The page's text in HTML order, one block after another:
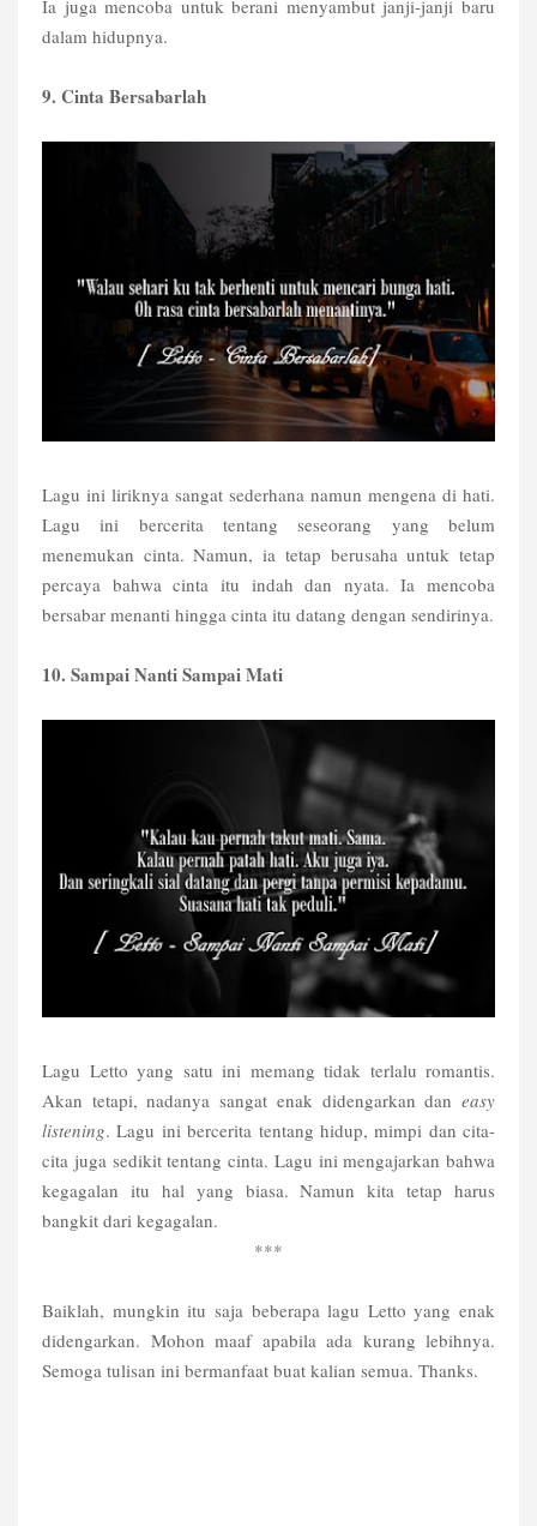
Ia juga mencoba untuk berani menyambut janji-janji baru
dalam hidupnya.
9. Cinta Bersabarlah
Lagu ini liriknya sangat sederhana namun mengena di hati.
Lagu ini bercerita tentang seseorang yang belum
menemukan cinta. Namun, ia tetap berusaha untuk tetap
percaya bahwa cinta itu indah dan nyata. Ia mencoba
bersabar menanti hingga cinta itu datang dengan sendirinya.
10. Sampai Nanti Sampai Mati
Lagu Letto yang satu ini memang tidak terlalu romantis.
Akan tetapi, nadanya sangat enak didengarkan dan easy
listening. Lagu ini bercerita tentang hidup, mimpi dan cita-
cita juga sedikit tentang cinta. Lagu ini mengajarkan bahwa
kegagalan itu hal yang biasa. Namun kita tetap harus
bangkit dari kegagalan.
***
Baiklah, mungkin itu saja beberapa lagu Letto yang enak
didengarkan. Mohon maaf apabila ada kurang lebihnya.
Semoga tulisan ini bermanfaat buat kalian semua. Thanks.